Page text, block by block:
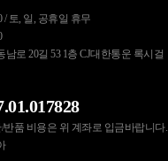
/ 토, 일, 공휴일 휴무
로 20길 53 1층 CJ대한통운 록시걸
품 비용은 위 계좌로 입금바랍니다.